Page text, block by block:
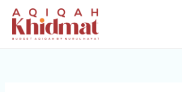
Lewati
konten